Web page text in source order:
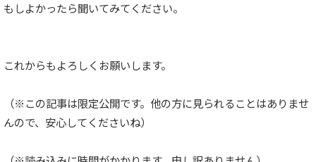
もしよかったら聞いてみてください。
これからもよろしくお願いします。
（※この記事は限定公開です。他の方に見られることはありませ
んので、安心してくださいね）